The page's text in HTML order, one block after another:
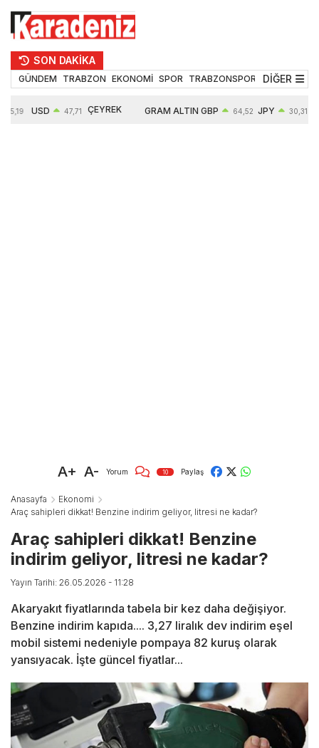
SON DAKİKA
GÜNDEM TRABZON EKONOMİ SPOR TRABZONSPOR TEKNOLOJİ
DİĞER
55,19 USD 47,71 ÇEYREK GRAM ALTIN GBP 64,52 JPY 30,31
A+ A- Yorum 10 Paylaş
Anasayfa
Ekonomi
Araç sahipleri dikkat! Benzine indirim geliyor, litresi ne kadar?
Araç sahipleri dikkat! Benzine
indirim geliyor, litresi ne kadar?
Yayın Tarihi: 26.05.2026 - 11:28
Akaryakıt fiyatlarında tabela bir kez daha değişiyor.
Benzine indirim kapıda.... 3,27 liralık dev indirim eşel
mobil sistemi nedeniyle pompaya 82 kuruş olarak
yansıyacak. İşte güncel fiyatlar...